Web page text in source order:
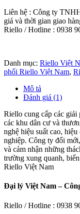
Liên hệ : Công ty
giá và thời gian giao
Riello / Hotline : 0938
Danh mục: Riello Việt
phối Riello Việt Nam,
Mô tả
Đánh giá (1)
Riello cung cấp các giải
các khu dân cư và
nghệ hiệu suất cao,
nghiệp. Công ty đổi
và cảm nhận những
trường xung quanh,
Riello Việt Nam
Đại lý Việt Nam –
Riello / Hotline : 0938